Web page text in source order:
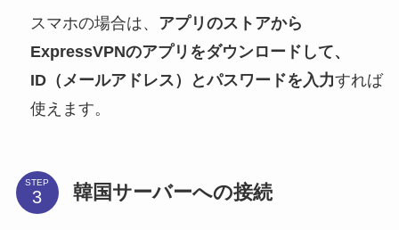
スマホの場合は、 アプリのストアから
ExpressVPNのアプリをダウンロードして、
ID（メールアドレス）とパスワードを入力すれば
使えます。
STEP 韓国サーバーへの接続